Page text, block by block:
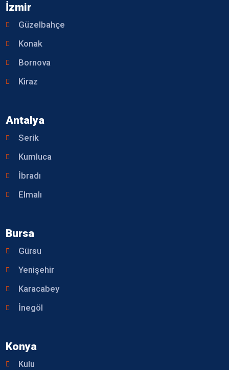
İzmir
Güzelbahçe
Konak
Bornova
Kiraz
Antalya
Serik
Kumluca
İbradı
Elmalı
Bursa
Gürsu
Yenişehir
Karacabey
İnegöl
Konya
Kulu